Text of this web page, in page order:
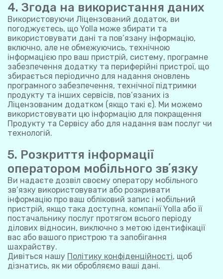
4. Згода на використання даних
Використовуючи Ліцензований додаток, ви
погоджуєтесь, що Yolla може збирати та
використовувати дані та пов’язану інформацію,
включно, але не обмежуючись, технічною
інформацією про ваш пристрій, систему, програмне
забезпечення додатку та периферійні пристрої, що
збирається періодично для надання оновлень
програмного забезпечення, технічної підтримки
продукту та інших сервісів, пов’язаних із
Ліцензованим додатком (якщо такі є). Ми можемо
використовувати цю інформацію для покращення
Продукту та Сервісу або для надання вам послуг чи
технологій.
5. Розкриття інформації
оператором мобільного звʼязку
Ви надаєте дозвіл своєму оператору мобільного
зв’язку використовувати або розкривати
інформацію про ваш обліковий запис і мобільний
пристрій, якщо така доступна, компанії Yolla або її
постачальнику послуг протягом всього періоду
ділових відносин, виключно з метою ідентифікації
вас або вашого пристрою та запобігання
шахрайству.
Дивіться нашу Політику конфіденційності, щоб
дізнатись, як ми обробляємо ваші дані.